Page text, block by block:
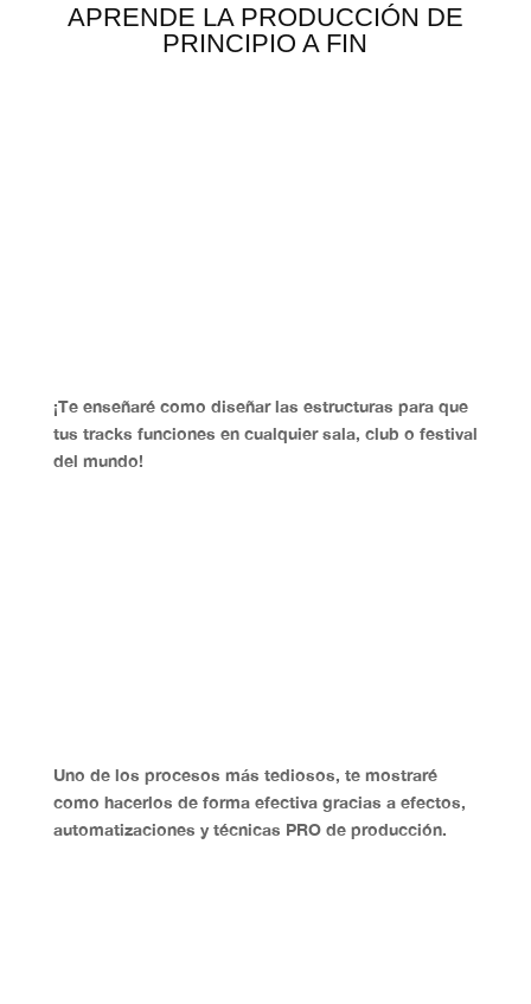
APRENDE LA PRODUCCIÓN DE
PRINCIPIO A FIN
¡Te enseñaré como diseñar las estructuras para que
tus tracks funciones en cualquier sala, club o festival
del mundo!
Uno de los procesos más tediosos, te mostraré
como hacerlos de forma efectiva gracias a efectos,
automatizaciones y técnicas PRO de producción.